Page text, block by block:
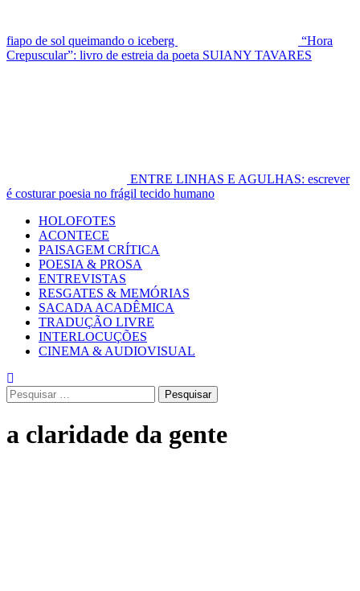
fiapo de sol queimando o iceberg
“Hora
Crepuscular”: livro de estreia da poeta SUIANY TAVARES
ENTRE LINHAS E AGULHAS: escrever
é costurar poesia no frágil tecido humano
Primary
Menu
HOLOFOTES
ACONTECE
PAISAGEM CRÍTICA
POESIA & PROSA
ENTREVISTAS
RESGATES & MEMÓRIAS
SACADA ACADÊMICA
TRADUÇÃO LIVRE
INTERLOCUÇÕES
CINEMA & AUDIOVISUAL
Pesquisar
por:
a claridade da gente